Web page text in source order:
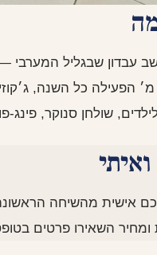
מחוממת ומקורה בגודל 3.7×7.3 מ׳